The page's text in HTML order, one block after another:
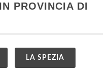
PROVINCIA DI
LA SPEZIA